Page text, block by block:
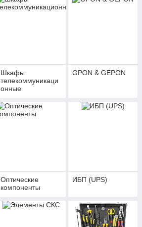
Шкафы
телекоммуникаци
онные
GPON & GEPON
Оптические
компоненты
ИБП (UPS)